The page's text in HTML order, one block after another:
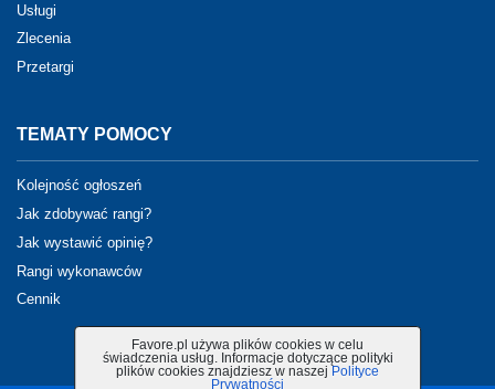
Favore.pl używa plików cookies w celu
świadczenia usług. Informacje dotyczące polityki
plików cookies znajdziesz w naszej Polityce
Prywatności
Usługi
Zlecenia
Przetargi
TEMATY POMOCY
Kolejność ogłoszeń
Jak zdobywać rangi?
Jak wystawić opinię?
Rangi wykonawców
Cennik